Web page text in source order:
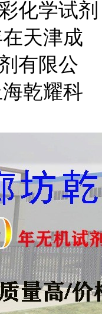
化学试剂
天津成
有限公
乾耀科